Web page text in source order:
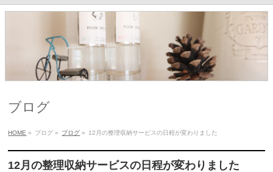
ブログ
HOME » ブログ » ブログ » 12月の整理収納サービスの日程が変わりました
12月の整理収納サービスの日程が変わりました